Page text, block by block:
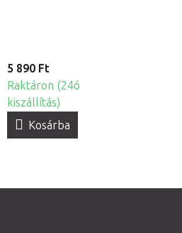
5 890 Ft
Raktáron (24ó
kiszállítás)
Kosárba